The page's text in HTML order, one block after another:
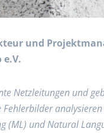
und
e.V.
Netzleitungen und
(ML) und Natural